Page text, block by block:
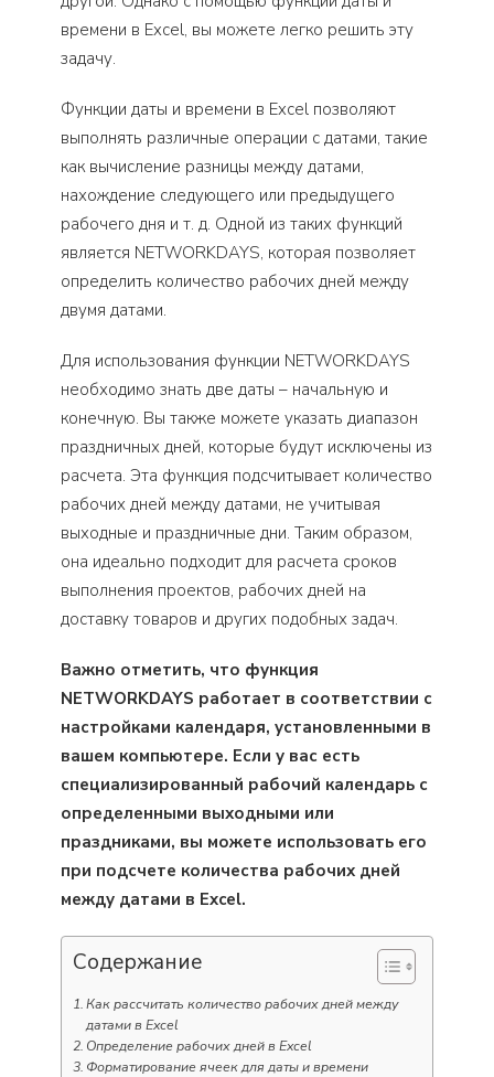
времени в Excel, вы можете легко решить эту
задачу.
Функции даты и времени в Excel позволяют
выполнять различные операции с датами, такие
как вычисление разницы между датами,
нахождение следующего или предыдущего
рабочего дня и т. д. Одной из таких функций
является NETWORKDAYS, которая позволяет
определить количество рабочих дней между
двумя датами.
Для использования функции NETWORKDAYS
необходимо знать две даты – начальную и
конечную. Вы также можете указать диапазон
праздничных дней, которые будут исключены из
расчета. Эта функция подсчитывает количество
рабочих дней между датами, не учитывая
выходные и праздничные дни. Таким образом,
она идеально подходит для расчета сроков
выполнения проектов, рабочих дней на
доставку товаров и других подобных задач.
Важно отметить, что функция
NETWORKDAYS работает в соответствии с
настройками календаря, установленными в
вашем компьютере. Если у вас есть
специализированный рабочий календарь с
определенными выходными или
праздниками, вы можете использовать его
при подсчете количества рабочих дней
между датами в Excel.
Содержание
Как рассчитать количество рабочих дней между
датами в Excel
Определение рабочих дней в Excel
Форматирование ячеек для даты и времени